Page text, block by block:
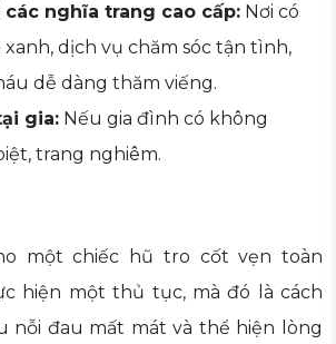
các nghĩa trang cao cấp: Nơi có
xanh, dịch vụ chăm sóc tận tình,
dễ dàng thăm viếng.
gia: Nếu gia đình có không
trang nghiêm.
một chiếc hũ tro cốt vẹn toàn
hiện một thủ tục, mà đó là cách
nỗi đau mất mát và thể hiện lòng